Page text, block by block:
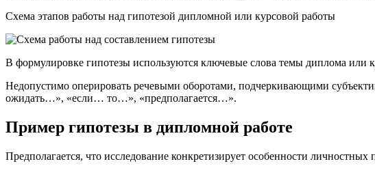
Схема этапов работы над гипотезой дипломной или курсовой работы
В формулировке гипотезы используются ключевые слова темы диплома или
Недопустимо оперировать речевыми оборотами, подчеркивающими
ожидать…», «если… то…», «предполагается…».
Пример гипотезы в дипломной работе
Предполагается, что исследование конкретизирует особенности